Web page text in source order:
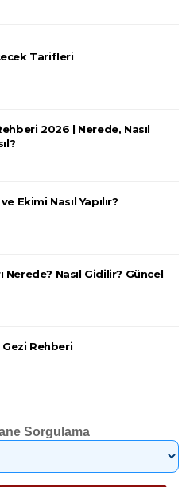
Tarifleri
2026 | Nerede, Nasıl
Ekimi Nasıl Yapılır?
Nerede? Nasıl Gidilir? Güncel
Gezi Rehberi
Sorgulama